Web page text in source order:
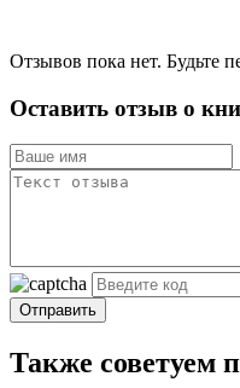
Отзывов пока нет. Будьте
Оставить отзыв о
Отправить
Также советуем